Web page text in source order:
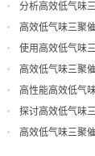
分析高效低气味
现
高效低气味三聚
量
使用高效低气味
高效低气味三聚
导
高性能高效低气
探讨高效低气味
果
高效低气味三聚